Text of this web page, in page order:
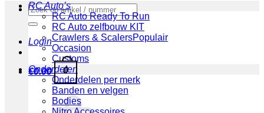
Zoeken
naar:
Login
€0.00 0
RC Auto’s
RC Auto Ready To Run
RC Auto zelfbouw KIT
Crawlers & Scalers
Occasion
Customs
Onderdelen
Onderdelen per merk
Banden en velgen
Bodies